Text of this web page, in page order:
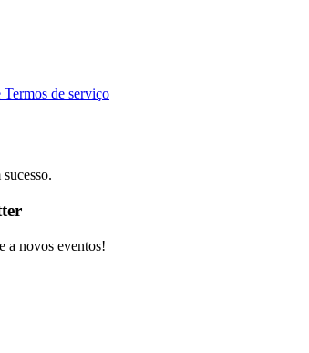
de serviço
a novos eventos!